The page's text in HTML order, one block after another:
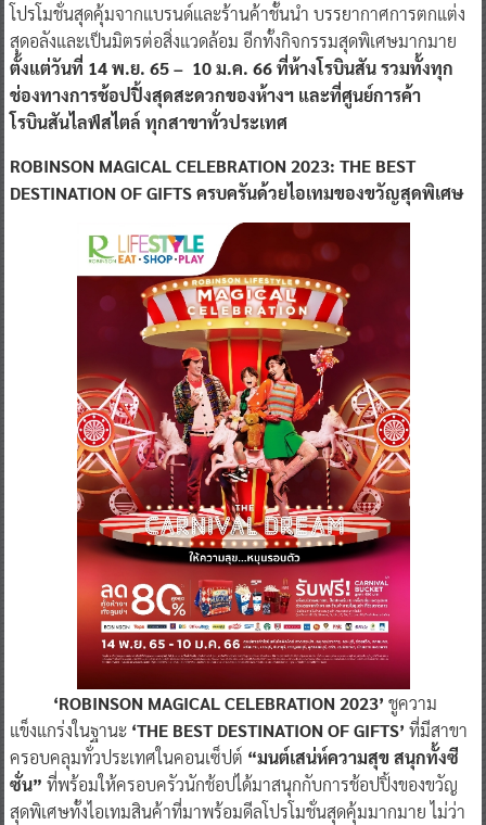
โปรโมชั่นสุดคุ้มจากแบรนด์และร้านค้าชั้นนำ บรรยากาศการตกแต่ง
สุดอลังและเป็นมิตรต่อสิ่งแวดล้อม อีกทั้งกิจกรรมสุดพิเศษมากมาย
ตั้งแต่วันที่ 14 พ.ย. 65 – 10 ม.ค. 66 ที่ห้างโรบินสัน รวมทั้งทุก
ช่องทางการช้อปปิ้งสุดสะดวกของห้างฯ และที่ศูนย์การค้า
โรบินสันไลฟ์สไตล์ ทุกสาขาทั่วประเทศ
ROBINSON MAGICAL CELEBRATION 2023: THE BEST
DESTINATION OF GIFTS ครบครันด้วยไอเทมของขวัญสุดพิเศษ
‘ROBINSON MAGICAL CELEBRATION 2023’ ชูความ
แข็งแกร่งในฐานะ ‘THE BEST DESTINATION OF GIFTS’ ที่มีสาขา
ครอบคลุมทั่วประเทศในคอนเซ็ปต์ “มนต์เสน่ห์ความสุข สนุกทั้งซี
ซั่น” ที่พร้อมให้ครอบครัวนักช้อปได้มาสนุกกับการช้อปปิ้งของขวัญ
สุดพิเศษทั้งไอเทมสินค้าที่มาพร้อมดีลโปรโมชั่นสุดคุ้มมากมาย ไม่ว่า